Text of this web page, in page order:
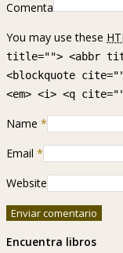
Comenta
You may use these
title=""> <abbr
<blockquote
<em> <i> <q
Name *
Email *
Website
Encuentra libros